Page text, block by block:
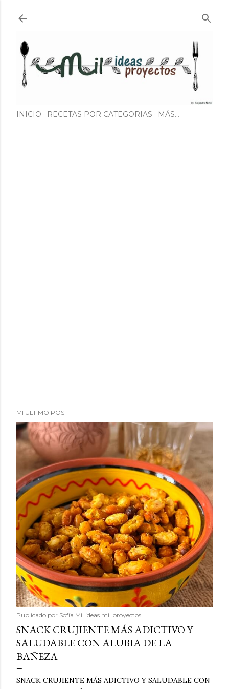
INICIO RECETAS POR CATEGORIAS MÁS…
MI ULTIMO POST
Publicado por Sofía Mil ideas mil proyectos
SNACK CRUJIENTE MÁS ADICTIVO Y
SALUDABLE CON ALUBIA DE LA
BAÑEZA
SNACK CRUJIENTE MÁS ADICTIVO Y SALUDABLE CON